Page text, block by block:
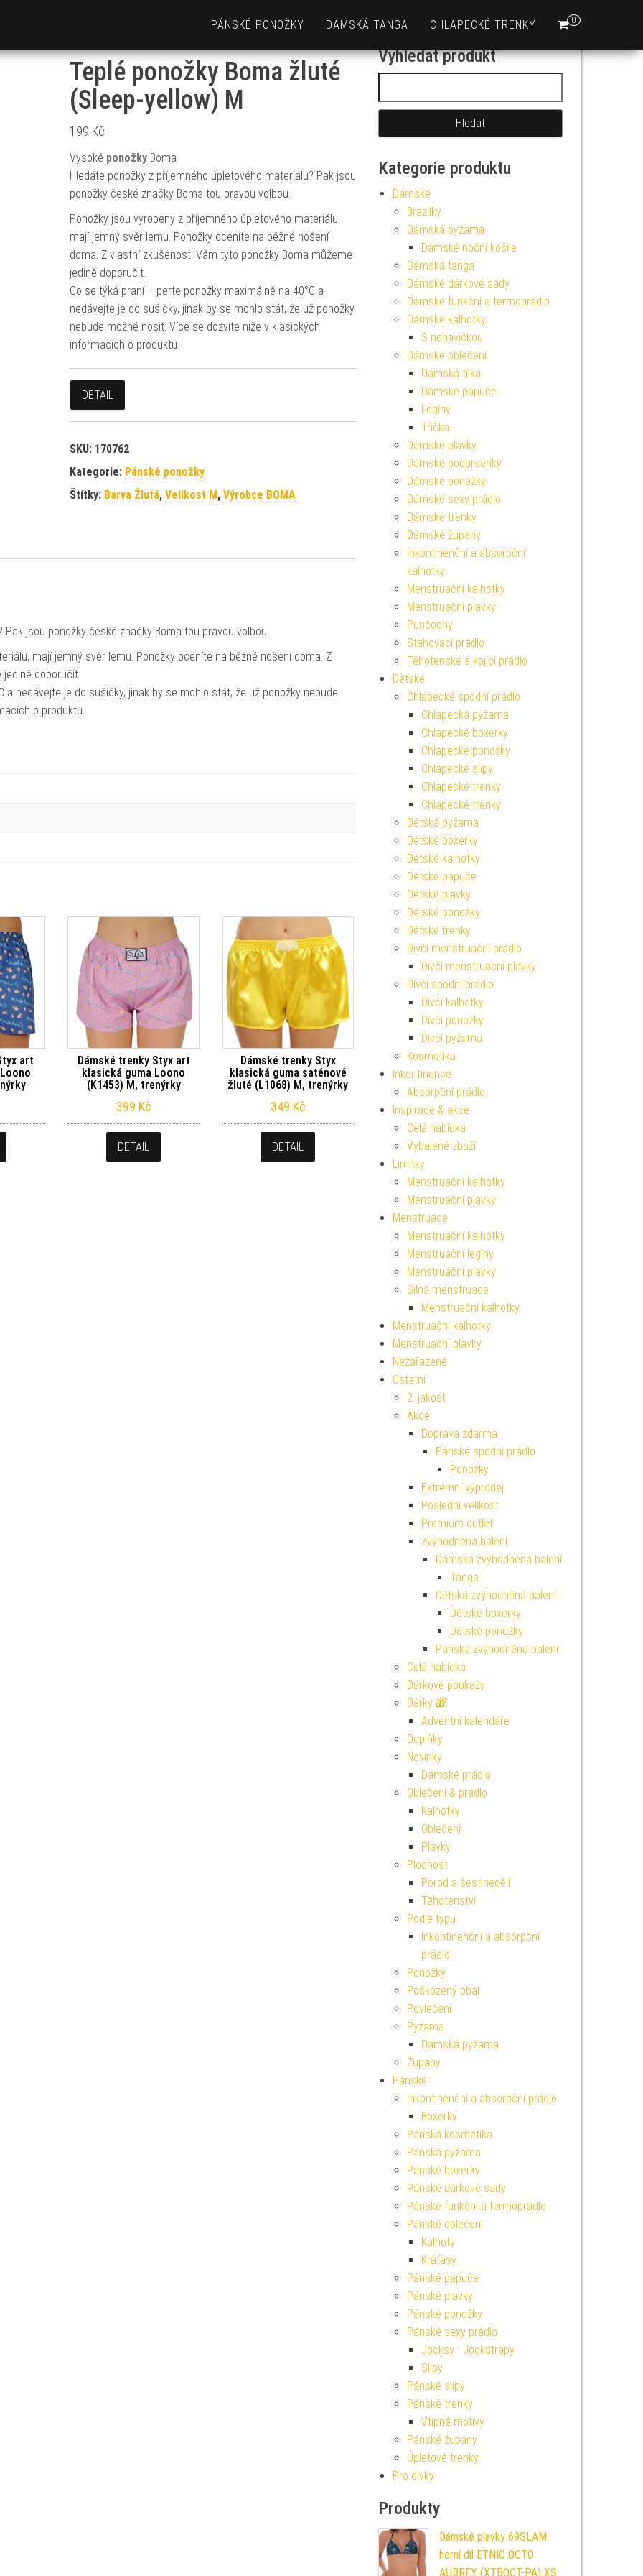
0
PÁNSKÉ PONOŽKY DÁMSKÁ TANGA CHLAPECKÉ TRENKY
Teplé ponožky Boma žluté
(Sleep-yellow) M
199 Kč
Vysoké ponožkyBoma
Hledáte ponožky z příjemného úpletového materiálu? Pak jsou
ponožky české značky Boma tou pravou volbou.
Ponožky jsou vyrobeny z příjemného úpletového materiálu,
mají jemný svěr lemu. Ponožky oceníte na běžné nošení
doma. Z vlastní zkušenosti Vám tyto ponožky Boma můžeme
jedině doporučit.
Co se týká praní – perte ponožky maximálně na 40°C a
nedávejte je do sušičky, jinak by se mohlo stát, že už ponožky
nebude možné nosit. Více se dozvíte níže v klasických
informacích o produktu.
DETAIL
SKU: 170762
Kategorie: Pánské ponožky
Štítky: Barva Žlutá, Velikost M, Výrobce BOMA
jsou ponožky české značky Boma tou pravou volbou.
mají jemný svěr lemu. Ponožky oceníte na běžné nošení doma. Z
doporučit.
nedávejte je do sušičky, jinak by se mohlo stát, že už ponožky nebude
o produktu.
art
Dámské trenky Styx art
klasická guma Loono
(K1453) M, trenýrky
399 Kč
DETAIL
Dámské trenky Styx
klasická guma saténové
žluté (L1068) M, trenýrky
349 Kč
DETAIL
Vyhledat produkt
Kategorie produktu
Dámské
Brazilky
Dámská pyžama
Dámské noční košile
Dámská tanga
Dámské dárkové sady
Dámské funkční a termoprádlo
Dámské kalhotky
S nohavičkou
Dámské oblečení
Dámská tílka
Dámské papuče
Legíny
Trička
Dámské plavky
Dámské podprsenky
Dámské ponožky
Dámské sexy prádlo
Dámské trenky
Dámské župany
Inkontinenční a absorpční
kalhotky
Menstruační kalhotky
Menstruační plavky
Punčochy
Stahovací prádlo
Těhotenské a kojicí prádlo
Dětské
Chlapecké spodní prádlo
Chlapecká pyžama
Chlapecké boxerky
Chlapecké ponožky
Chlapecké slipy
Chlapecké trenky
Chlapecké trenky
Dětská pyžama
Dětské boxerky
Dětské kalhotky
Dětské papuče
Dětské plavky
Dětské ponožky
Dětské trenky
Dívčí menstruační prádlo
Dívčí menstruační plavky
Dívčí spodní prádlo
Dívčí kalhotky
Dívčí ponožky
Dívčí pyžama
Kosmetika
Inkontinence
Absorpční prádlo
Inspirace & akce
Celá nabídka
Vybalené zboží
Limitky
Menstruační kalhotky
Menstruační plavky
Menstruace
Menstruační kalhotky
Menstruační legíny
Menstruační plavky
Silná menstruace
Menstruační kalhotky
Menstruační kalhotky
Menstruační plavky
Nezařazené
Ostatní
2. jakost
Akce
Doprava zdarma
Pánské spodní prádlo
Ponožky
Extrémní výprodej
Poslední velikost
Premium outlet
Zvýhodněná balení
Dámská zvýhodněná balení
Tanga
Dětská zvýhodněná balení
Dětské boxerky
Dětské ponožky
Pánská zvýhodněná balení
Celá nabídka
Dárkové poukazy
Dárky 🎁
Adventní kalendáře
Doplňky
Novinky
Dámské prádlo
Oblečení & prádlo
Kalhotky
Oblečení
Plavky
Plodnost
Porod a šestinedělí
Těhotenství
Podle typu
Inkontinenční a absorpční
prádlo
Ponožky
Poškozený obal
Povlečení
Pyžama
Dámská pyžama
Župany
Pánské
Inkontinenční a absorpční prádlo
Boxerky
Pánská kosmetika
Pánská pyžama
Pánské boxerky
Pánské dárkové sady
Pánské funkční a termoprádlo
Pánské oblečení
Kalhoty
Kraťasy
Pánské papuče
Pánské plavky
Pánské ponožky
Pánské sexy prádlo
Jocksy - Jockstrapy
Slipy
Pánské slipy
Pánské trenky
Vtipné motivy
Pánské župany
Úpletové trenky
Pro dívky
Produkty
Dámské plavky 69SLAM
horní díl ETNIC OCTO
AUBREY (XTBOCT-PA) XS